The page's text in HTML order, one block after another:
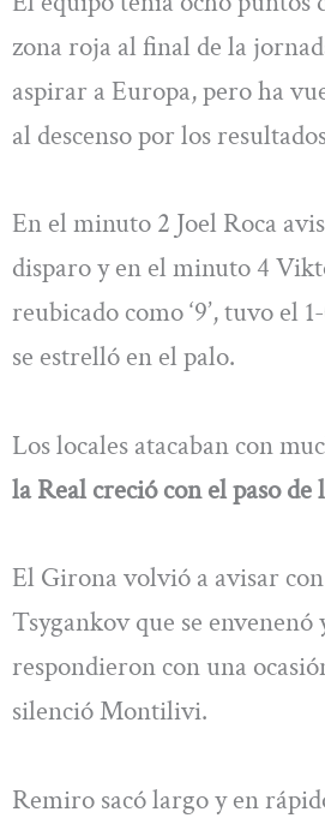
zona roja al final de la
aspirar a Europa, pero ha
al descenso por los
En el minuto 2 Joel Roca
disparo y en el minuto 4
reubicado como ‘9’, tuvo el
se estrelló en el palo.
Los locales atacaban con
la Real creció con el paso de
El Girona volvió a avisar
Tsygankov que se envenenó
respondieron con una
silenció Montilivi.
Remiro sacó largo y en